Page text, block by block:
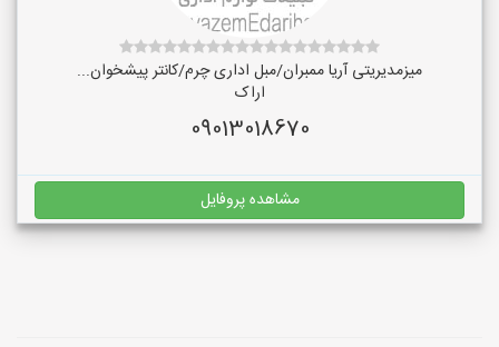
میزمدیریتی آریا ممبران/مبل اداری چرم/کانتر پیشخوان...
اراک
09013018670
مشاهده پروفایل